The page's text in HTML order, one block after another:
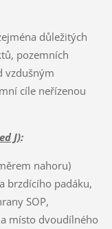
důležitých
pozemních
vzdušným
cíle neřízenou
J):
nahoru)
brzdícího padáku,
SOP,
místo dvoudílného